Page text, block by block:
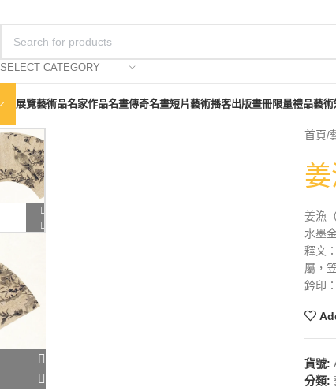
SELECT CATEGORY
展覽藝術品名家作品名畫傳奇名畫短片藝術播客出版畫冊限量禮品藝術
首頁
姜漁
水墨
釋文
屬，
鈐印
貨號:
分類: